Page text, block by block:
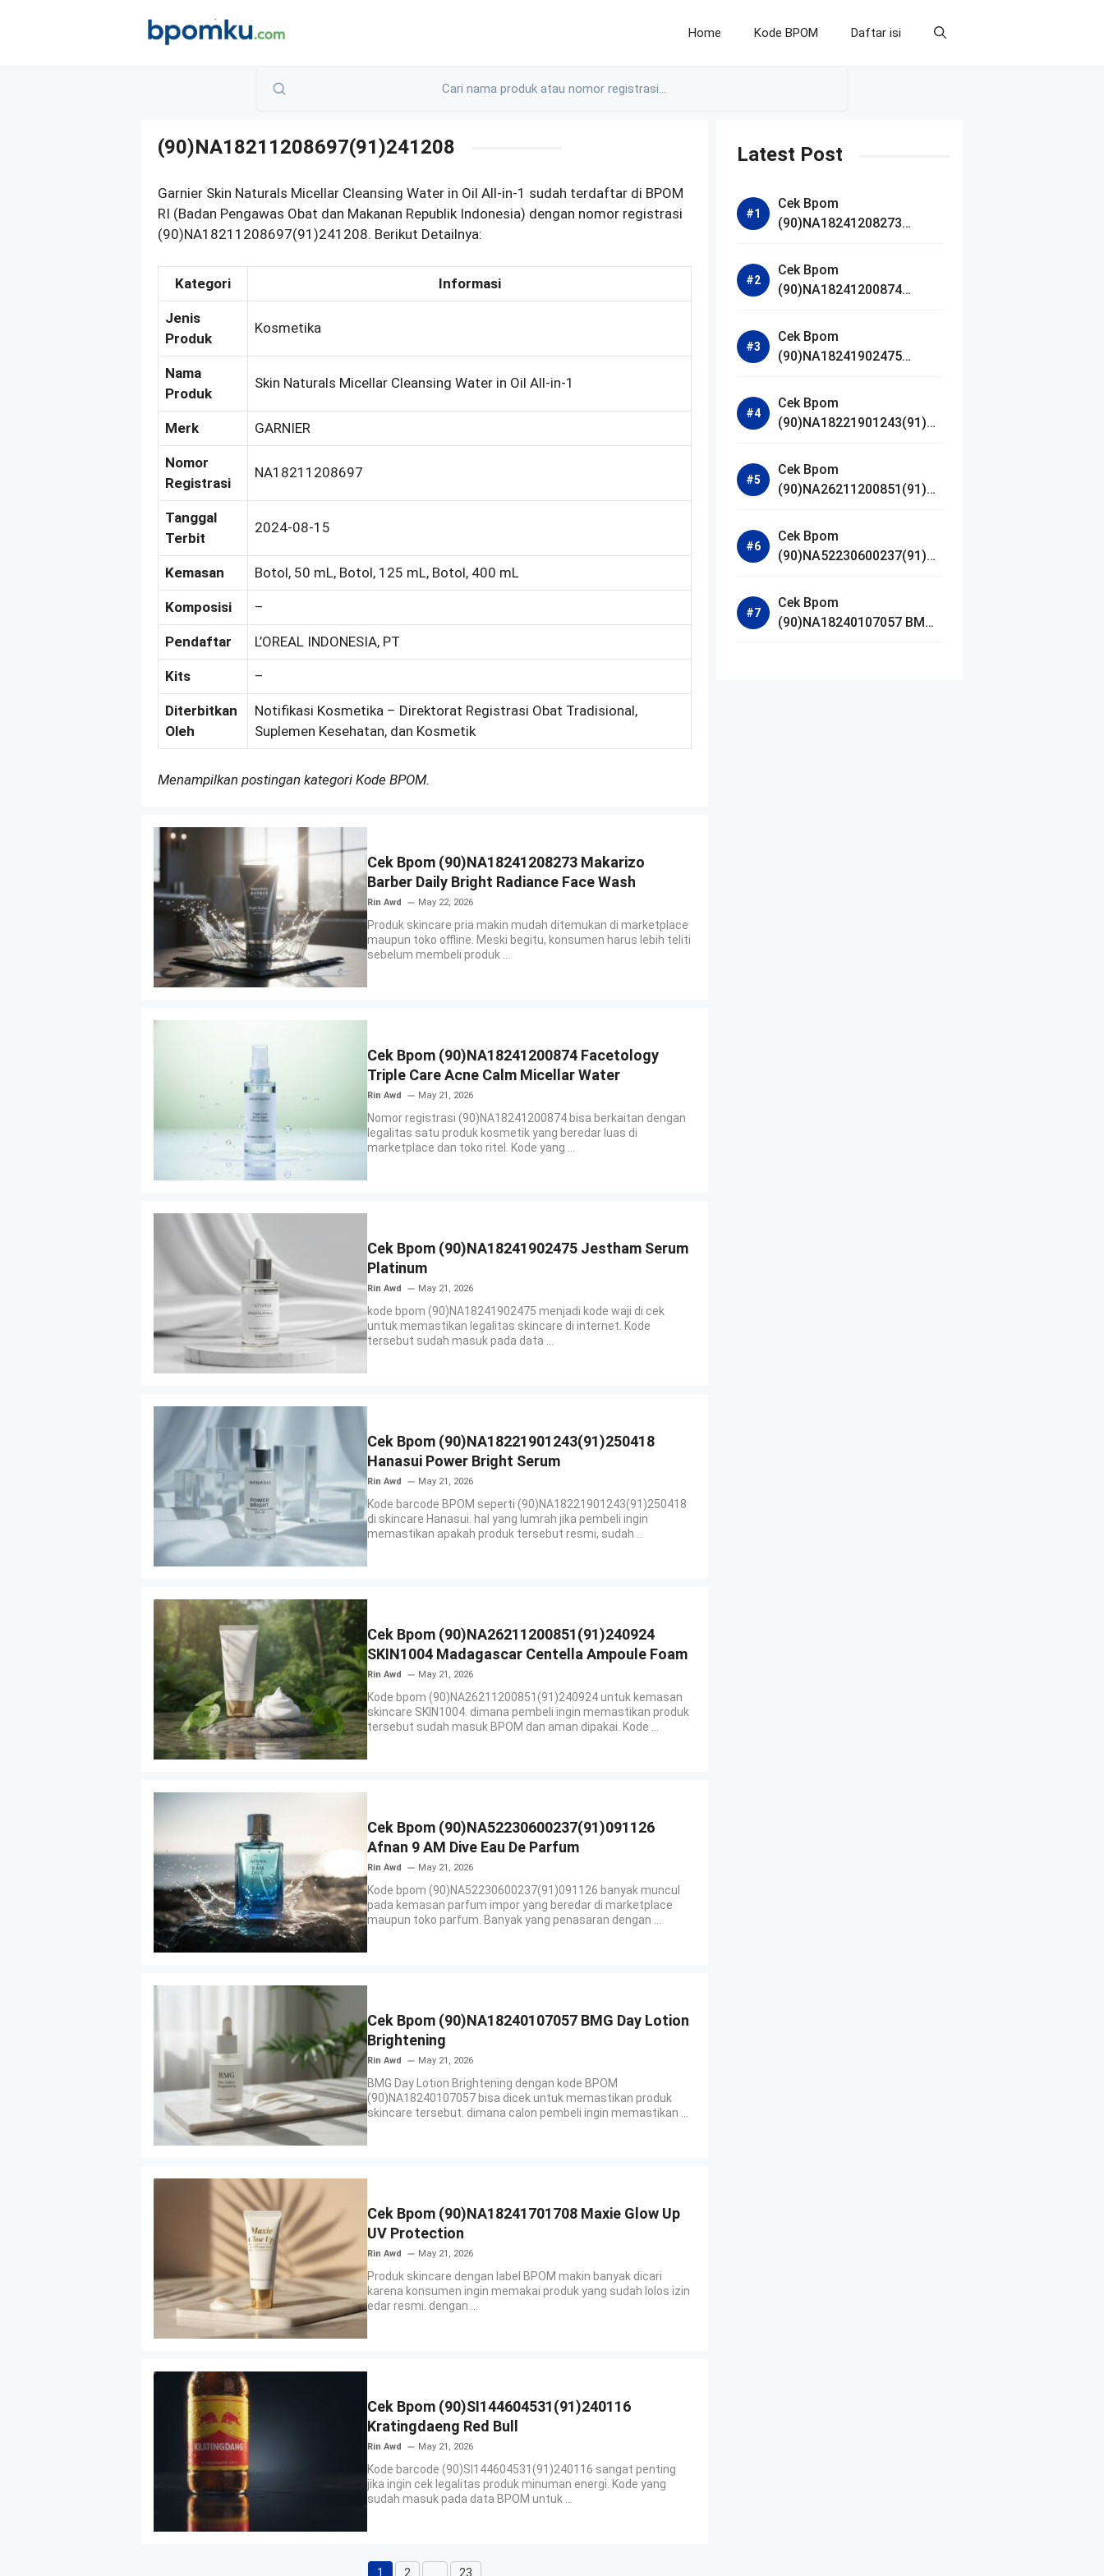
Home Kode BPOM Daftar isi
(90)NA18211208697(91)241208
Garnier Skin Naturals Micellar Cleansing Water in Oil All-in-1 sudah terdaftar di BPOM
RI (Badan Pengawas Obat dan Makanan Republik Indonesia) dengan nomor registrasi
(90)NA18211208697(91)241208. Berikut Detailnya:
Kategori Informasi
Jenis
Produk
Kosmetika
Nama
Produk
Skin Naturals Micellar Cleansing Water in Oil All-in-1
Merk GARNIER
Nomor
Registrasi
NA18211208697
Tanggal
Terbit
2024-08-15
Kemasan Botol, 50 mL, Botol, 125 mL, Botol, 400 mL
Komposisi –
Pendaftar L’OREAL INDONESIA, PT
Kits –
Diterbitkan
Oleh
Notifikasi Kosmetika – Direktorat Registrasi Obat Tradisional,
Suplemen Kesehatan, dan Kosmetik
Menampilkan postingan kategori Kode BPOM.
Cek Bpom (90)NA18241208273 Makarizo
Barber Daily Bright Radiance Face Wash
Rin Awd May 22, 2026
Produk skincare pria makin mudah ditemukan di marketplace
maupun toko offline. Meski begitu, konsumen harus lebih teliti
sebelum membeli produk ...
Cek Bpom (90)NA18241200874 Facetology
Triple Care Acne Calm Micellar Water
Rin Awd May 21, 2026
Nomor registrasi (90)NA18241200874 bisa berkaitan dengan
legalitas satu produk kosmetik yang beredar luas di
marketplace dan toko ritel. Kode yang ...
Cek Bpom (90)NA18241902475 Jestham Serum
Platinum
Rin Awd May 21, 2026
kode bpom (90)NA18241902475 menjadi kode waji di cek
untuk memastikan legalitas skincare di internet. Kode
tersebut sudah masuk pada data ...
Cek Bpom (90)NA18221901243(91)250418
Hanasui Power Bright Serum
Rin Awd May 21, 2026
Kode barcode BPOM seperti (90)NA18221901243(91)250418
di skincare Hanasui. hal yang lumrah jika pembeli ingin
memastikan apakah produk tersebut resmi, sudah ...
Cek Bpom (90)NA26211200851(91)240924
SKIN1004 Madagascar Centella Ampoule Foam
Rin Awd May 21, 2026
Kode bpom (90)NA26211200851(91)240924 untuk kemasan
skincare SKIN1004. dimana pembeli ingin memastikan produk
tersebut sudah masuk BPOM dan aman dipakai. Kode ...
Cek Bpom (90)NA52230600237(91)091126
Afnan 9 AM Dive Eau De Parfum
Rin Awd May 21, 2026
Kode bpom (90)NA52230600237(91)091126 banyak muncul
pada kemasan parfum impor yang beredar di marketplace
maupun toko parfum. Banyak yang penasaran dengan ...
Cek Bpom (90)NA18240107057 BMG Day Lotion
Brightening
Rin Awd May 21, 2026
BMG Day Lotion Brightening dengan kode BPOM
(90)NA18240107057 bisa dicek untuk memastikan produk
skincare tersebut. dimana calon pembeli ingin memastikan ...
Cek Bpom (90)NA18241701708 Maxie Glow Up
UV Protection
Rin Awd May 21, 2026
Produk skincare dengan label BPOM makin banyak dicari
karena konsumen ingin memakai produk yang sudah lolos izin
edar resmi. dengan ...
Cek Bpom (90)SI144604531(91)240116
Kratingdaeng Red Bull
Rin Awd May 21, 2026
Kode barcode (90)SI144604531(91)240116 sangat penting
jika ingin cek legalitas produk minuman energi. Kode yang
sudah masuk pada data BPOM untuk ...
1 2 23
Latest Post
Cek Bpom
(90)NA18241208273
Bright Radiance Face
Wash
Cek Bpom
(90)NA18241200874
Acne Calm Micellar Water
Cek Bpom
(90)NA18241902475
Cek Bpom
(90)NA18221901243(91)25
Serum
Cek Bpom
(90)NA26211200851(91)24
Madagascar Centella
Ampoule Foam
Cek Bpom
(90)NA52230600237(91)09
De Parfum
Cek Bpom
(90)NA18240107057 BMG